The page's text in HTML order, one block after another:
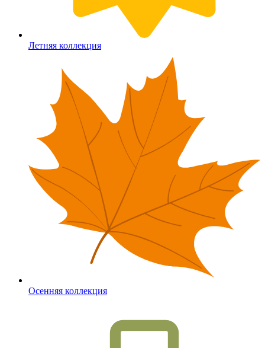
Летняя коллекция
Осенняя коллекция